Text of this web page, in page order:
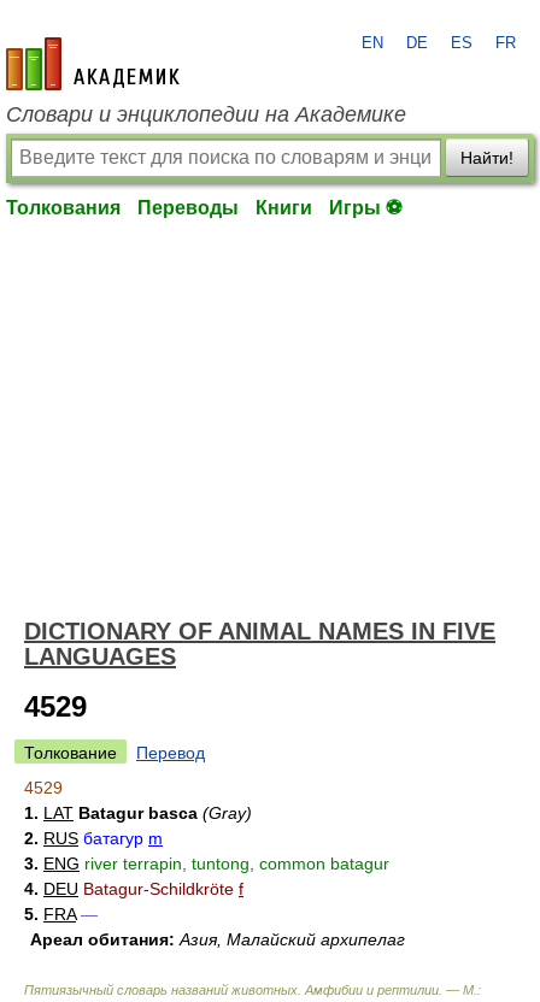
academic.ru
EN DE ES FR
Словари и энциклопедии на Академике
Найти!
Толкования Переводы Книги Игры ⚽
DICTIONARY OF ANIMAL NAMES IN FIVE
LANGUAGES
4529
Толкование
Перевод
4529
1. LAT Batagur basca (Gray)
2. RUS батагур m
3. ENG river terrapin, tuntong, common batagur
4. DEU Batagur-Schildkröte f
5. FRA —
Ареал обитания: Азия, Малайский архипелаг
Пятиязычный словарь названий животных. Амфибии и рептилии. — М.: